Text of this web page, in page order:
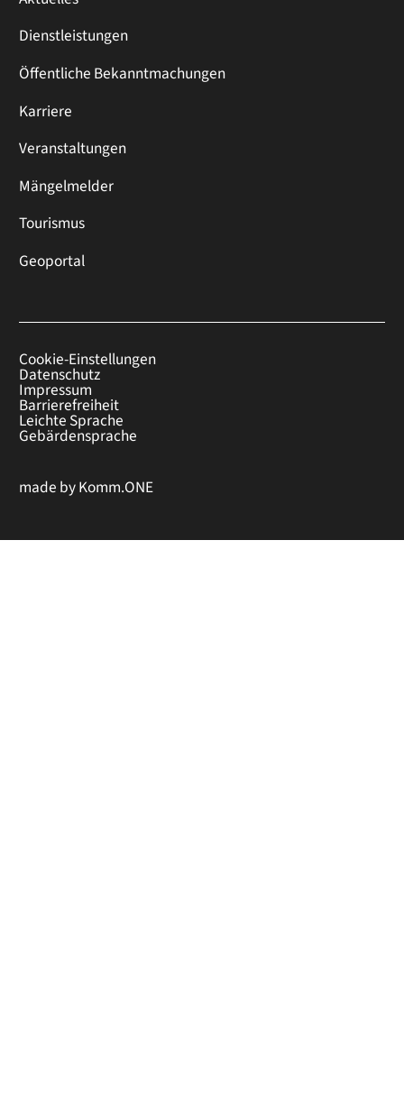
Dienstleistungen
Öffentliche Bekanntmachungen
Karriere
Veranstaltungen
Mängelmelder
Tourismus
Geoportal
Cookie-Einstellungen
Datenschutz
Impressum
Barrierefreiheit
Leichte Sprache
Gebärdensprache
made byKomm.ONE